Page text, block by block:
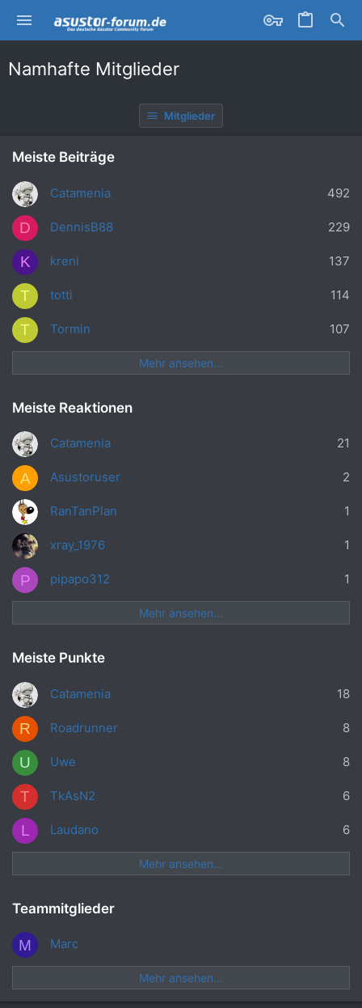
Namhafte Mitglieder
Mitglieder
Meiste Beiträge
492
Catamenia
D 229
DennisB88
K 137
kreni
T 114
totti
T 107
Tormin
Mehr ansehen…
Meiste Reaktionen
21
Catamenia
A 2
Asustoruser
1
RanTanPlan
1
xray_1976
P 1
pipapo312
Mehr ansehen…
Meiste Punkte
18
Catamenia
R 8
Roadrunner
U 8
Uwe
T 6
TkAsN2
L 6
Laudano
Mehr ansehen…
Teammitglieder
M Marc
Mehr ansehen…